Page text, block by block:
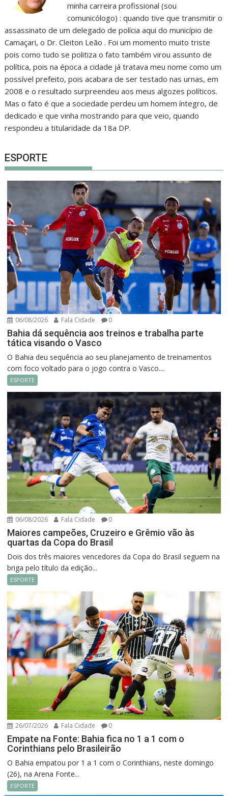
minha carreira profissional (sou
comunicólogo) : quando tive que transmitir o
assassinato de um delegado de polícia aqui do município de
Camaçari, o Dr. Cleiton Leão . Foi um momento muito triste
pois como tudo se politiza o fato também virou assunto de
política, pois na época a cidade já tratava meu nome como um
possível prefeito, pois acabara de ser testado nas urnas, em
2008 e o resultado surpreendeu aos meus algozes políticos.
Mas o fato é que a sociedade perdeu um homem íntegro, de
dedicado e que vinha mostrando para que veio, quando
respondeu a titularidade da 18a DP.
ESPORTE
06/08/2026 Fala Cidade 0
Bahia dá sequência aos treinos e trabalha parte
tática visando o Vasco
O Bahia deu sequência ao seu planejamento de treinamentos
com foco voltado para o jogo contra o Vasco....
ESPORTE
06/08/2026 Fala Cidade 0
Maiores campeões, Cruzeiro e Grêmio vão às
quartas da Copa do Brasil
Dois dos três maiores vencedores da Copa do Brasil seguem na
briga pelo título da edição...
ESPORTE
26/07/2026 Fala Cidade 0
Empate na Fonte: Bahia fica no 1 a 1 com o
Corinthians pelo Brasileirão
O Bahia empatou por 1 a 1 com o Corinthians, neste domingo
(26), na Arena Fonte...
ESPORTE